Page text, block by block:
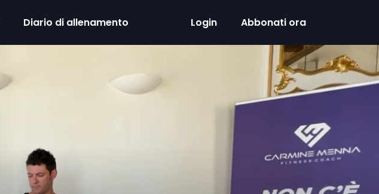
Diario di allenamento Login Abbonati ora